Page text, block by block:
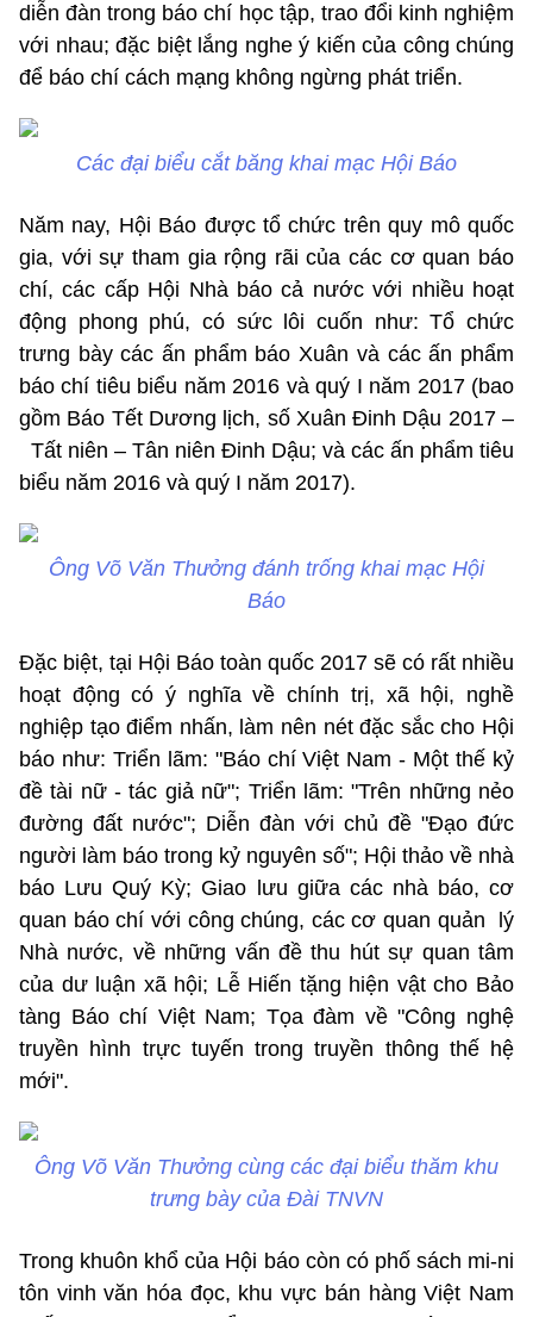
diễn đàn trong báo chí học tập, trao đổi kinh nghiệm
với nhau; đặc biệt lắng nghe ý kiến của công chúng
để báo chí cách mạng không ngừng phát triển.
Các đại biểu cắt băng khai mạc Hội Báo
Năm nay, Hội Báo được tổ chức trên quy mô quốc
gia, với sự tham gia rộng rãi của các cơ quan báo
chí, các cấp Hội Nhà báo cả nước với nhiều hoạt
động phong phú, có sức lôi cuốn như: Tổ chức
trưng bày các ấn phẩm báo Xuân và các ấn phẩm
báo chí tiêu biểu năm 2016 và quý I năm 2017 (bao
gồm Báo Tết Dương lịch, số Xuân Đinh Dậu 2017 –
Tất niên – Tân niên Đinh Dậu; và các ấn phẩm tiêu
biểu năm 2016 và quý I năm 2017).
Ông Võ Văn Thưởng đánh trống khai mạc Hội
Báo
Đặc biệt, tại Hội Báo toàn quốc 2017 sẽ có rất nhiều
hoạt động có ý nghĩa về chính trị, xã hội, nghề
nghiệp tạo điểm nhấn, làm nên nét đặc sắc cho Hội
báo như: Triển lãm: "Báo chí Việt Nam - Một thế kỷ
đề tài nữ - tác giả nữ"; Triển lãm: "Trên những nẻo
đường đất nước"; Diễn đàn với chủ đề "Đạo đức
người làm báo trong kỷ nguyên số"; Hội thảo về nhà
báo Lưu Quý Kỳ; Giao lưu giữa các nhà báo, cơ
quan báo chí với công chúng, các cơ quan quản lý
Nhà nước, về những vấn đề thu hút sự quan tâm
của dư luận xã hội; Lễ Hiến tặng hiện vật cho Bảo
tàng Báo chí Việt Nam; Tọa đàm về "Công nghệ
truyền hình trực tuyến trong truyền thông thế hệ
mới".
Ông Võ Văn Thưởng cùng các đại biểu thăm khu
trưng bày của Đài TNVN
Trong khuôn khổ của Hội báo còn có phố sách mi-ni
tôn vinh văn hóa đọc, khu vực bán hàng Việt Nam